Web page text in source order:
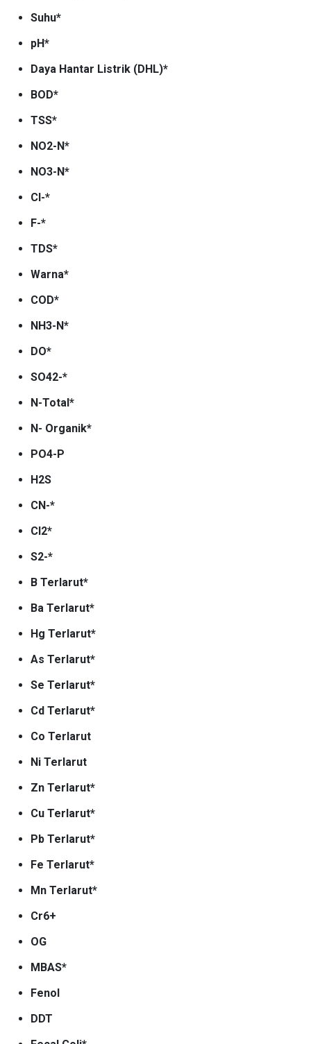
Suhu*
pH*
Daya Hantar Listrik (DHL)*
BOD*
TSS*
NO2-N*
NO3-N*
Cl-*
F-*
TDS*
Warna*
COD*
NH3-N*
DO*
SO42-*
N-Total*
N- Organik*
PO4-P
H2S
CN-*
Cl2*
S2-*
B Terlarut*
Ba Terlarut*
Hg Terlarut*
As Terlarut*
Se Terlarut*
Cd Terlarut*
Co Terlarut
Ni Terlarut
Zn Terlarut*
Cu Terlarut*
Pb Terlarut*
Fe Terlarut*
Mn Terlarut*
Cr6+
OG
MBAS*
Fenol
DDT